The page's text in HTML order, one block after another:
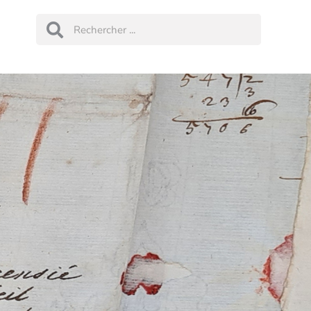
RechercherRechercher